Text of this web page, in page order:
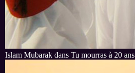
Islam Mubarak dans Tu mourras à 20 ans